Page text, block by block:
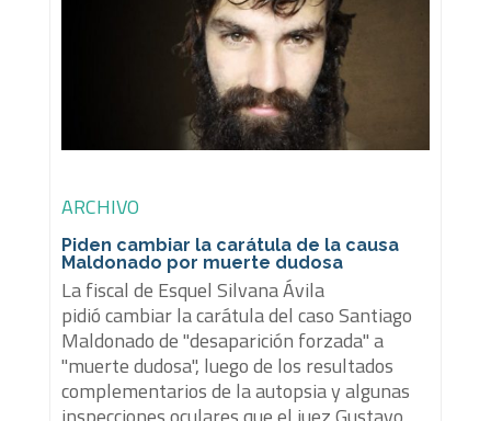
ARCHIVO
Piden cambiar la carátula de la causa
Maldonado por muerte dudosa
La fiscal de Esquel Silvana Ávila
pidió cambiar la carátula del caso Santiago
Maldonado de "desaparición forzada" a
"muerte dudosa", luego de los resultados
complementarios de la autopsia y algunas